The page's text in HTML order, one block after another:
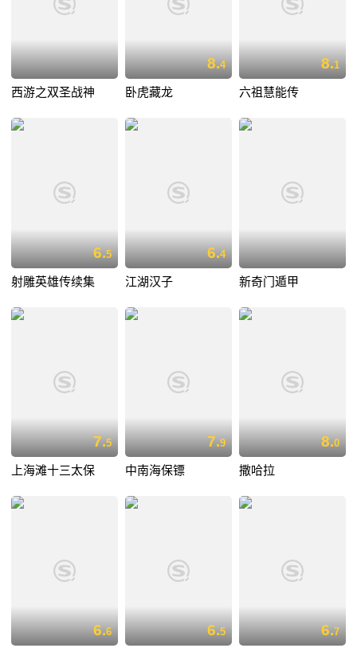
西游之双圣战神
8.4
卧虎藏龙
8.1
六祖慧能传
6.5
射雕英雄传续集
6.4
江湖汉子 新奇门遁甲
7.5
上海滩十三太保
7.9
中南海保镖
8.0
撒哈拉
6.6 6.5 6.7